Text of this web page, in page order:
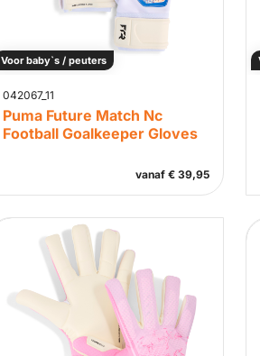
Voor baby`s / peuters
042067_11
Puma Future Match Nc
Football Goalkeeper Gloves
vanaf € 39,95